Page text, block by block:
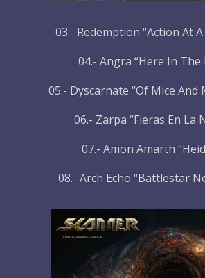
03.- Redemption “Action At
04.- Angra “Here In The
05.- Dyscarnate “Of Mice And
06.- Zarpa “Fieras En La
07.- Amon Amarth
08.- Arch Echo “Battlestar